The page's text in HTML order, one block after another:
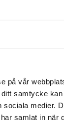
på vår
samtycke
sociala medier.
samlat in när